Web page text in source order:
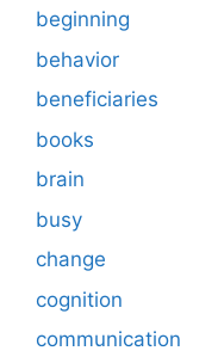
beginning
behavior
beneficiaries
books
brain
busy
change
cognition
communication